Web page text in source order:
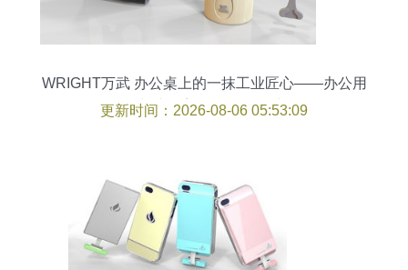
WRIGHT万武 办公桌上的一抹工业匠心——办公用
品与生活美学的平衡设计
更新时间：2026-08-06 05:53:09